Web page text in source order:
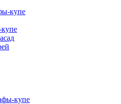
купе
купе